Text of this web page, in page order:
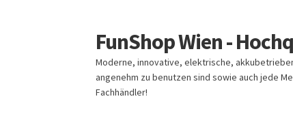
Zur
Navigation
springen
Zum
Inhalt
springen
FunShop Wien -
Moderne, innovative, elektrische,
angenehm zu benutzen sind sowie auch jede
Fachhändler!